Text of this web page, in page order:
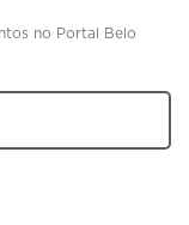
no Portal Belo